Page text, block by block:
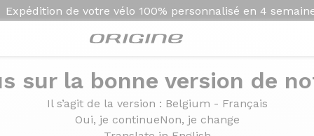
Expédition de votre vélo 100% personnalisé en 4
sur la bonne version de
Il s’agit de la version : Belgium - Français
Oui, je continueNon, je change
les groupes Shimano Di2
les groupes